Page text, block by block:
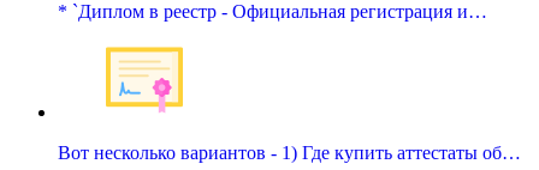
* `Диплом в реестр - Официальная регистрация и…
Вот несколько вариантов - 1) Где купить аттестаты об…